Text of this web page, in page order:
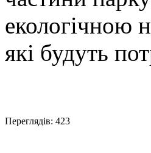
екологічною
які будуть
Переглядів: 423